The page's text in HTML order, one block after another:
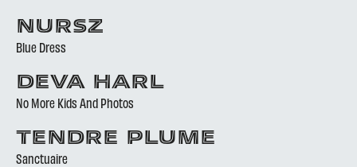
NURSZ
Blue Dress
DEVA HARL
No More Kids And Photos
TENDRE PLUME
Sanctuaire